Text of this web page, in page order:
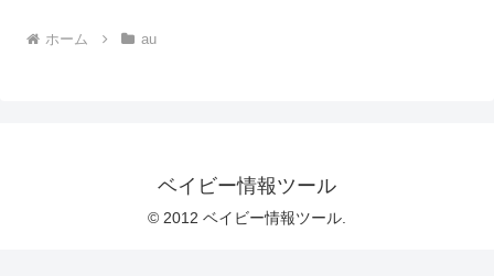
ホーム au
ベイビー情報ツール
© 2012 ベイビー情報ツール.